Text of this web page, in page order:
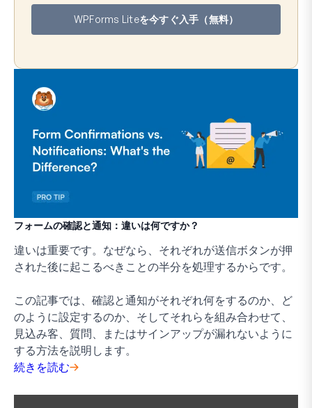
ア
ド
レ
WPForms Liteを今すぐ入手（無料）
フォームの確認と通知：違いは何ですか？
違いは重要です。なぜなら、それぞれが送信ボタンが押
された後に起こるべきことの半分を処理するからです。
この記事では、確認と通知がそれぞれ何をするのか、ど
のように設定するのか、そしてそれらを組み合わせて、
見込み客、質問、またはサインアップが漏れないように
する方法を説明します。
続きを読む